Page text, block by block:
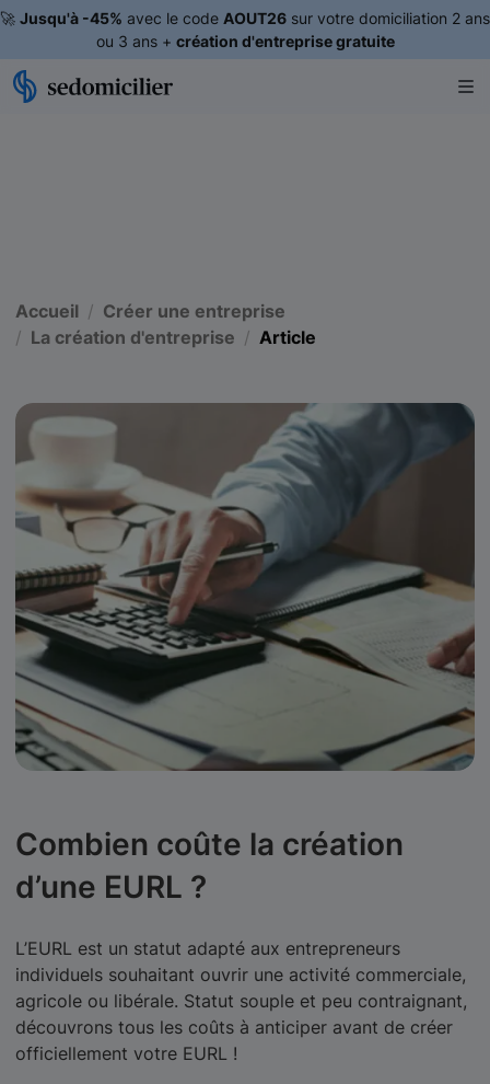
🚀 Jusqu'à -45% avec le code AOUT26 sur votre domiciliation 2 ans
ou 3 ans + création d'entreprise gratuite
Accueil
Créer une entreprise
La création d'entreprise
Article
Combien coûte la création
d’une EURL ?
L’EURL est un statut adapté aux entrepreneurs
individuels souhaitant ouvrir une activité commerciale,
agricole ou libérale. Statut souple et peu contraignant,
découvrons tous les coûts à anticiper avant de créer
officiellement votre EURL !